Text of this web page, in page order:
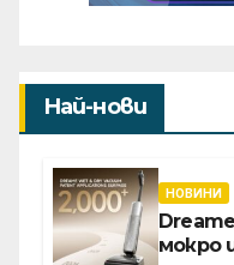
Най-нови
НОВИНИ
мокро